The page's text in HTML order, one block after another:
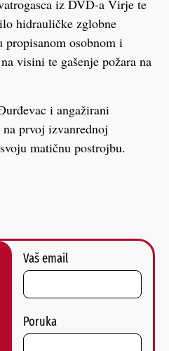
iz DVD-a Virje te
hidrauličke zglobne
osobnom i
visini te gašenje požara na
i angažirani
prvoj izvanrednoj
matičnu postrojbu.
Vaš email
Poruka